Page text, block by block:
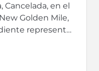
Cancelada, en el
Golden Mile,
representa